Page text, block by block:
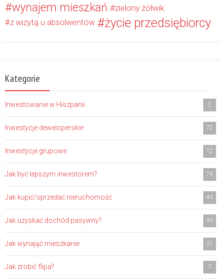
wynajem mieszkań zielony żółwik
z wizytą u absolwentów życie przedsiębiorcy
Kategorie
Inwestowanie w Hiszpanii 2
Inwestycje deweloperskie 72
Inwestycje grupowe 12
Jak być lepszym inwestorem? 74
Jak kupić/sprzedać nieruchomość 44
Jak uzyskać dochód pasywny? 46
Jak wynająć mieszkanie 31
Jak zrobić flipa? 7